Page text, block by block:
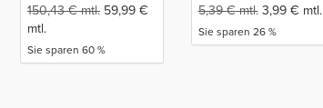
150,43€mtl. 59,99 €
mtl.
Sie sparen 60 %
5,39€mtl. 3,99 € mtl.
Sie sparen 26 %